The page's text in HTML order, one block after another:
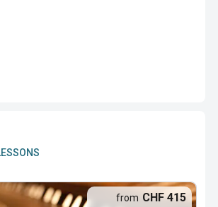
from CHF 415